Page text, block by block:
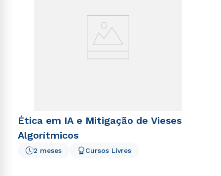
Ética em IA e Mitigação de Vieses
Algorítmicos
2 meses Cursos Livres